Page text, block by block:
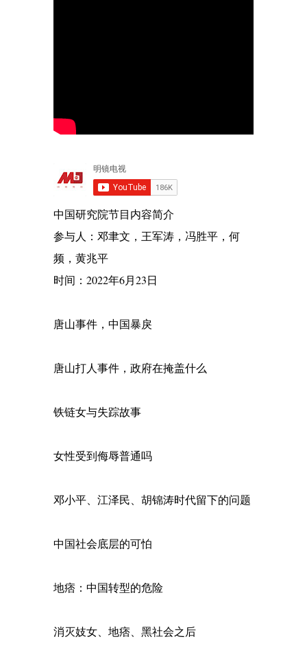
中国研究院节目内容简介
参与人：邓聿文，王军涛，冯胜平，何
频，黄兆平
时间：2022年6月23日
唐山事件，中国暴戾
唐山打人事件，政府在掩盖什么
铁链女与失踪故事
女性受到侮辱普通吗
邓小平、江泽民、胡锦涛时代留下的问题
中国社会底层的可怕
地痞：中国转型的危险
消灭妓女、地痞、黑社会之后